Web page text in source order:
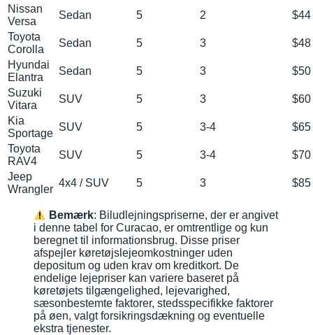
Nissan
Versa
Sedan 5 2
$44
Toyota
Corolla
Sedan 5 3
$48
Hyundai
Elantra
Sedan 5 3
$50
Suzuki
Vitara
SUV 5 3
$60
Kia
Sportage
SUV 5 3-4
$65
Toyota
RAV4
SUV 5 3-4
$70
Jeep
Wrangler
4x4 / SUV 5 3 $85
Bemærk: Biludlejningspriserne, der er angivet
i denne tabel for Curacao, er omtrentlige og kun
beregnet til informationsbrug. Disse priser
afspejler køretøjslejeomkostninger uden
depositum og uden krav om kreditkort. De
endelige lejepriser kan variere baseret på
køretøjets tilgængelighed, lejevarighed,
sæsonbestemte faktorer, stedsspecifikke faktorer
på øen, valgt forsikringsdækning og eventuelle
ekstra tjenester.